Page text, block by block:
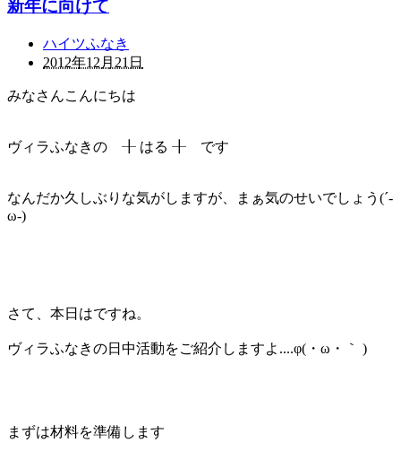
新年に向けて
ハイツふなき
2012年12月21日
みなさんこんにちは
ヴィラふなきの ╂ はる ╂ です
なんだか久しぶりな気がしますが、まぁ気のせいでしょう(´-
ω-)
さて、本日はですね。
ヴィラふなきの日中活動をご紹介しますよ....φ(・ω・｀ )
まずは材料を準備します